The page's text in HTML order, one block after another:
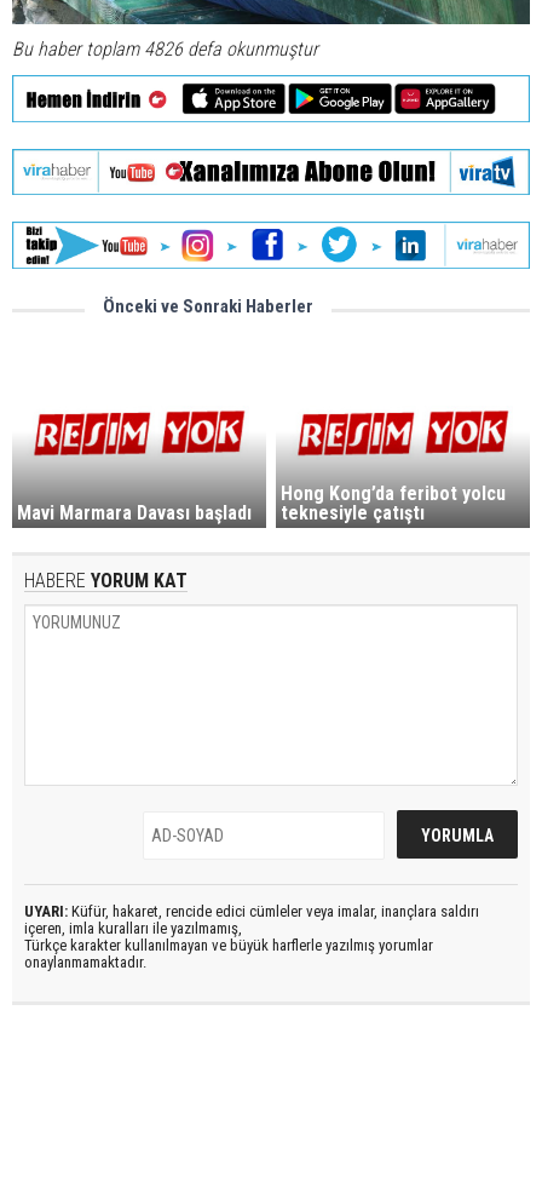
Bu haber toplam 4826 defa okunmuştur
Önceki ve Sonraki Haberler
Mavi Marmara Davası başladı
Hong Kong’da feribot yolcu
teknesiyle çatıştı
HABERE YORUM KAT
UYARI: Küfür, hakaret, rencide edici cümleler veya imalar, inançlara saldırı
içeren, imla kuralları ile yazılmamış,
Türkçe karakter kullanılmayan ve büyük harflerle yazılmış yorumlar
onaylanmamaktadır.